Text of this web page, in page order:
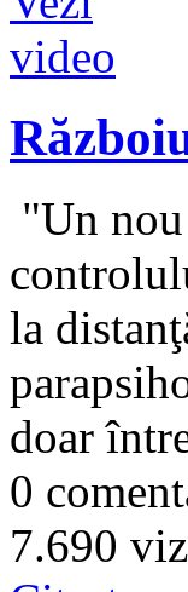
"Un
la
doar
0
7.690